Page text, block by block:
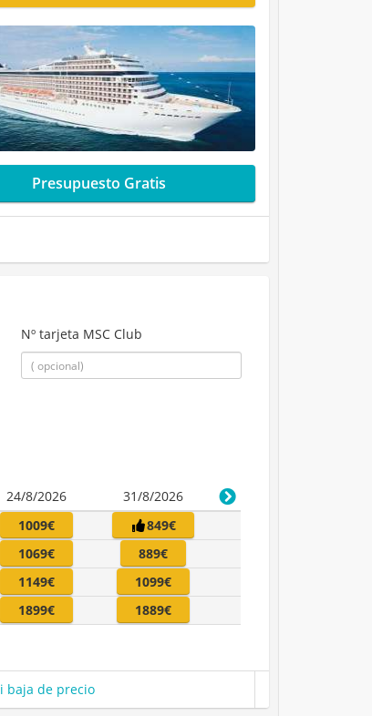
Presupuesto Gratis
Nº tarjeta MSC Club
24/8/2026
31/8/2026
1009€
849€
1069€
889€
1149€
1099€
1899€ 1889€
baja de precio